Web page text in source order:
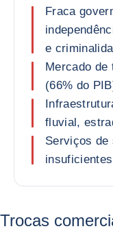
Fraca
e
Mercado de
(66% do
fluvial,
Serviços de
insuficientes
Trocas